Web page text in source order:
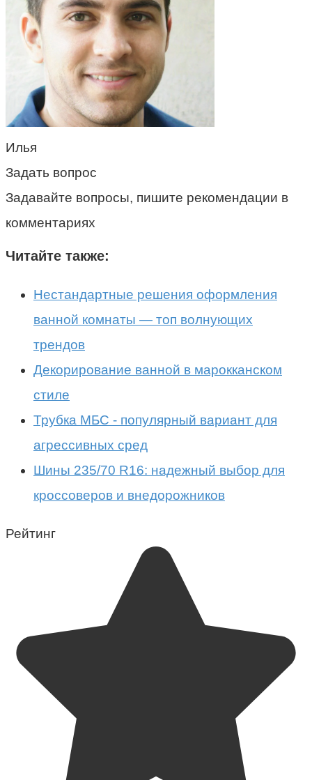
Илья
Задать вопрос
Задавайте вопросы, пишите рекомендации в
комментариях
Читайте также:
Нестандартные решения оформления
ванной комнаты — топ волнующих
трендов
Декорирование ванной в марокканском
стиле
Трубка МБС - популярный вариант для
агрессивных сред
Шины 235/70 R16: надежный выбор для
кроссоверов и внедорожников
Рейтинг